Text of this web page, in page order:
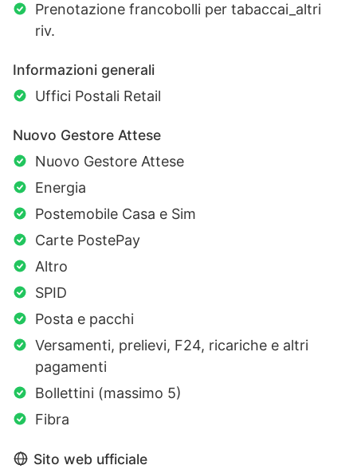
Prenotazione francobolli per tabaccai_altri
riv.
Informazioni generali
Uffici Postali Retail
Nuovo Gestore Attese
Nuovo Gestore Attese
Energia
Postemobile Casa e Sim
Carte PostePay
Altro
SPID
Posta e pacchi
Versamenti, prelievi, F24, ricariche e altri
pagamenti
Bollettini (massimo 5)
Fibra
Sito web ufficiale